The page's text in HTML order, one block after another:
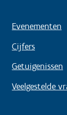
Evenementen
Cijfers
Getuigenissen
Veelgestelde